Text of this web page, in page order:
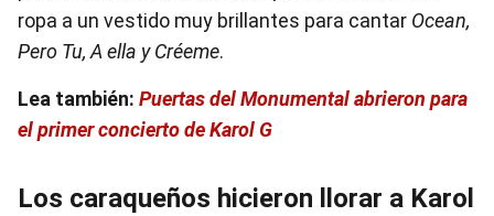
ropa a un vestido muy brillantes para cantar Ocean,
Pero Tu, A ella y Créeme.
Lea también: Puertas del Monumental abrieron para
el primer concierto de Karol G
Los caraqueños hicieron llorar a Karol